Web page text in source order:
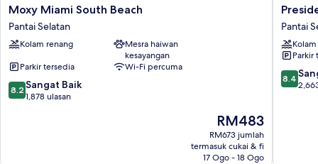
Moxy
Miami
South
Beach
Selatan
Moxy Miami South Beach
Pantai Selatan
Kolam renang
Mesra haiwan
kesayangan
Parkir tersedia
Wi-Fi percuma
8.2
daripada
8.2 Sangat Baik
1,878 ulasan
Harga
ialah
RM483
RM483
RM673 jumlah
termasuk cukai & fi
17 Ogo - 18 Ogo
Hotel
Pantai
Selatan
Pantai
Parkir
8.4
8.4